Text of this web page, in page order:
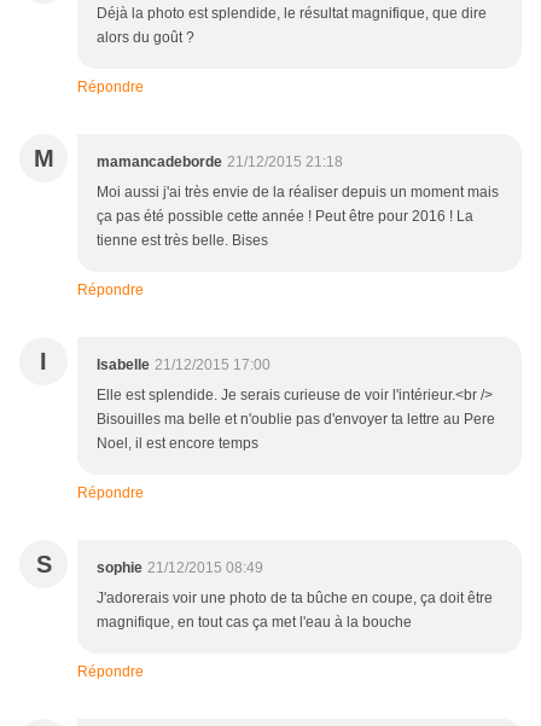
Déjà la photo est splendide, le résultat magnifique, que dire
alors du goût ?
Répondre
M mamancadeborde 21/12/2015 21:18
Moi aussi j'ai très envie de la réaliser depuis un moment mais
ça pas été possible cette année ! Peut être pour 2016 ! La
tienne est très belle. Bises
Répondre
I Isabelle 21/12/2015 17:00
Elle est splendide. Je serais curieuse de voir l'intérieur.<br />
Bisouilles ma belle et n'oublie pas d'envoyer ta lettre au Pere
Noel, il est encore temps
Répondre
S sophie 21/12/2015 08:49
J'adorerais voir une photo de ta bûche en coupe, ça doit être
magnifique, en tout cas ça met l'eau à la bouche
Répondre